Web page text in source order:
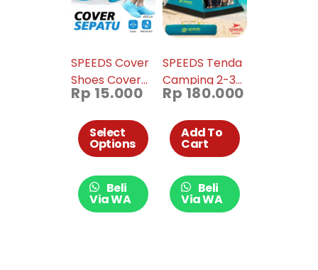
SPEEDS Cover
Shoes Cover
Sepatu Rain
Pelindung
Sepatu Anti Air
2605
Rp 15.000
Select
Options
Beli
Via WA
SPEEDS Tenda
Camping 2-3
Orang Tenda
Manual
Portable
018-33
Rp 180.000
Add To
Cart
Beli
Via WA